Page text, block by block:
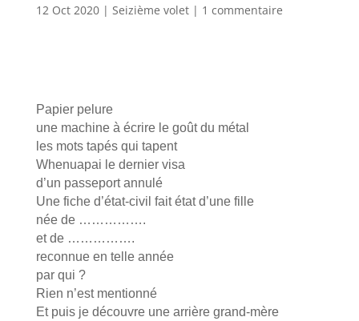
12 Oct 2020| Seizième volet| 1 commentaire
Papier pelure
une machine à écrire le goût du métal
les mots tapés qui tapent
Whenuapai le dernier visa
d’un passeport annulé
Une fiche d’état-civil fait état d’une fille
née de …………….
et de …………….
reconnue en telle année
par qui ?
Rien n’est mentionné
Et puis je découvre une arrière grand-mère